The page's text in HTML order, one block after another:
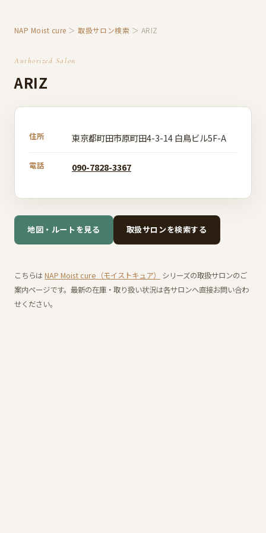
NAP Moist cure ＞取扱サロン検索 ＞ ARIZ
Authorized Salon
ARIZ
住所 東京都町田市原町田4-3-14 白鳥ビル5F-A
電話 090-7828-3367
地図・ルートを見る 取扱サロンを検索する
こちらはNAP Moist cure（モイストキュア）
シリーズの取扱サロンのご
案内ページです。最新の在庫・取り扱い状況は各サロンへ直接お問い合わ
せください。